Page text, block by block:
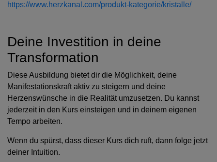
https://www.herzkanal.com/produkt-kategorie/kristalle/
Deine Investition in deine
Transformation
Diese Ausbildung bietet dir die Möglichkeit, deine
Manifestationskraft aktiv zu steigern und deine
Herzenswünsche in die Realität umzusetzen. Du kannst
jederzeit in den Kurs einsteigen und in deinem eigenen
Tempo arbeiten.
Wenn du spürst, dass dieser Kurs dich ruft, dann folge jetzt
deiner Intuition.